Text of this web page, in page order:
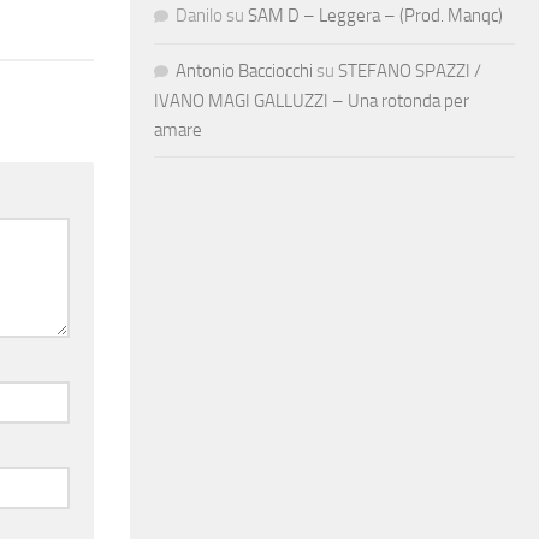
Danilo su SAM D – Leggera – (Prod. Manqc)
Antonio Bacciocchi su STEFANO SPAZZI /
IVANO MAGI GALLUZZI – Una rotonda per
amare